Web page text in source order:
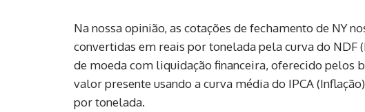
Na nossa opinião, as cotações de fechamento de NY
convertidas em reais por tonelada pela curva do
de moeda com liquidação financeira, oferecido pelos
valor presente usando a curva média do IPCA
por tonelada.